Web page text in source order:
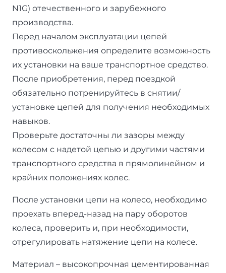
N1G) отечественного и зарубежного
производства.
Перед началом эксплуатации цепей
противоскольжения определите возможность
их установки на ваше транспортное средство.
После приобретения, перед поездкой
обязательно потренируйтесь в снятии/
установке цепей для получения необходимых
навыков.
Проверьте достаточны ли зазоры между
колесом с надетой цепью и другими частями
транспортного средства в прямолинейном и
крайних положениях колес.
После установки цепи на колесо, необходимо
проехать вперед-назад на пару оборотов
колеса, проверить и, при необходимости,
отрегулировать натяжение цепи на колесе.
Материал – высокопрочная цементированная